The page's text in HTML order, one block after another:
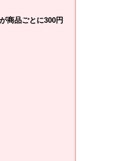
商品ごとに300円